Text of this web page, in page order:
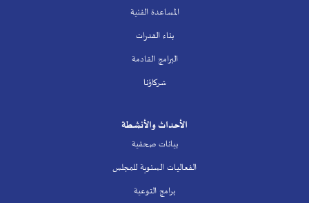
المساعدة الفنية
بناء القدرات
البرامج القادمة
شركاؤنا
الأحداث والأنشطة
بيانات صحفية
الفعاليات السنوية للمجلس
برامج التوعية